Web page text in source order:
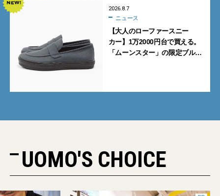
2026.8.7
ニュース
【大人のローファースニー
カー】1万2000円台で買える。
「ムーンスター」の限定ブルー
UOMO'S CHOICE